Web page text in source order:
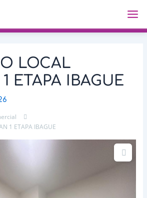
LOCAL
ETAPA IBAGUE
1 ETAPA IBAGUE